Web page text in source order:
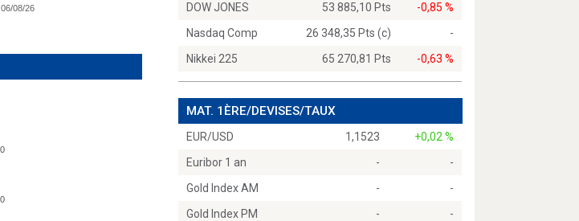
06/08/26
DOW JONES
53 885,10 Pts
-0,85 %
Nasdaq Comp
26 348,35 Pts (c)
-
Nikkei 225
65 270,81 Pts -0,63 %
MAT. 1ÈRE/DEVISES/TAUX
EUR/USD 1,1523
+0,02 %
Euribor 1 an
-
-
Gold Index AM
-
-
Gold Index PM
-
-